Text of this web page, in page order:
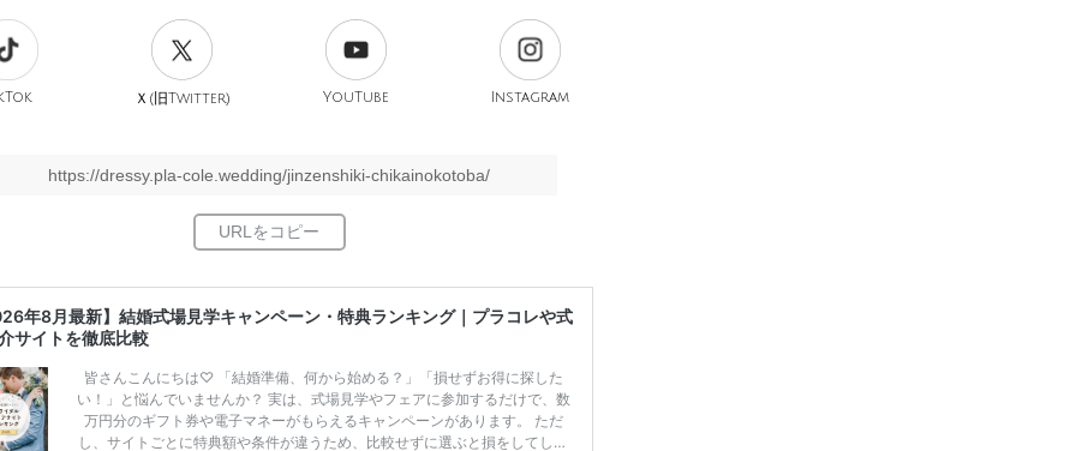
Ｘ(旧Twitter) YouTube Instagram
https://dressy.pla-cole.wedding/jinzenshiki-chikainokotoba/
年8月最新】結婚式場見学キャンペーン・特典ランキング｜プラコレや式
サイトを徹底比較
皆さんこんにちは♡ 「結婚準備、何から始める？」「損せずお得に探した
い！」と悩んでいませんか？ 実は、式場見学やフェアに参加するだけで、数
万円分のギフト券や電子マネーがもらえるキャンペーンがあります。 ただ
し、サイトごとに特典額や条件が違うため、比較せずに選ぶと損をしてしま